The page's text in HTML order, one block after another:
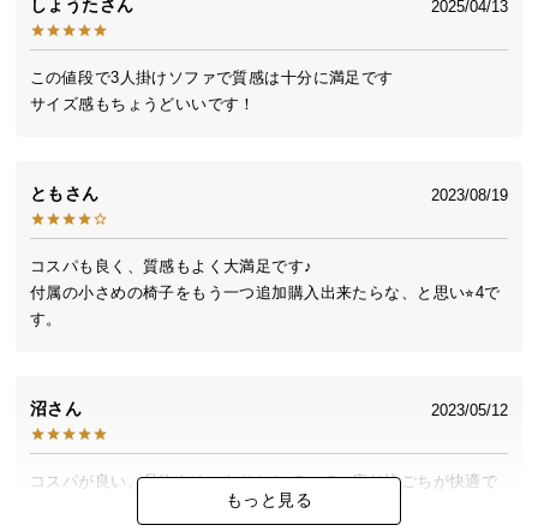
送
料
に
つ
大
型
商
品
の
に
つ
て
しょうた 2025/04/13
この値段で3人掛けソファで質感は十分に満足です
サイズ感もちょうどいいです！
とも 2023/08/19
コスパも良く、質感もよく大満足です♪
付属の小さめの椅子をもう一つ追加購入出来たらな、と思い⭐︎4で
す。
沼 2023/05/12
コスパが良い、品物もゆったりとしていて、座り込ごちが快適で
もっと見る